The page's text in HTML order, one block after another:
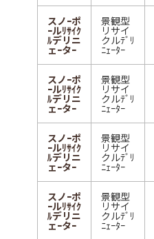
スノｰポ
ｰルﾘｻｲｸ
ﾙデリニ
ェｰタｰ
景観型
リサイ
クルﾃﾞﾘ
ﾆｪｰﾀｰ
スノｰポ
ｰルﾘｻｲｸ
ﾙデリニ
ェｰタｰ
景観型
リサイ
クルﾃﾞﾘ
ﾆｪｰﾀｰ
スノｰポ
ｰルﾘｻｲｸ
ﾙデリニ
ェｰタｰ
景観型
リサイ
クルﾃﾞﾘ
ﾆｪｰﾀｰ
スノｰポ
ｰルﾘｻｲｸ
ﾙデリニ
ェｰタｰ
景観型
リサイ
クルﾃﾞﾘ
ﾆｪｰﾀｰ